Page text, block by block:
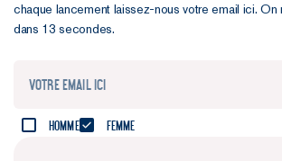
chaque lancement laissez-nous votre email ici. On
dans 13 secondes.
Homme Femme